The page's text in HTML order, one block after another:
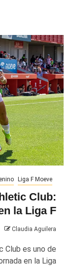
Liga F Moeve
Club:
la Liga F
Claudia Aguilera
Club es uno de
en la Liga